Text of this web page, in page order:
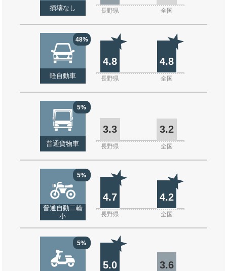
損壊なし 長野県 全国
48%
軽自動車
4.8 4.8
長野県 全国
5%
普通貨物車
3.3 3.2
長野県 全国
5%
普通自動二輪
小
4.7 4.2
長野県 全国
5%
5.0 3.6